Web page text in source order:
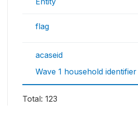
flag
acaseid
Wave 1 household identifier
Total: 123